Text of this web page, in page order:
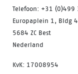
Telefoon: +31 (0)499
Europaplein 1, Bldg
5684 ZC Best
Nederland
KvK: 17008954